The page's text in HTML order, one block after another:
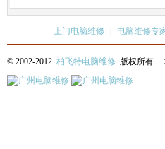
上门电脑维修 电脑维修专
© 2002-2012 柏飞特电脑维修 版权所有.